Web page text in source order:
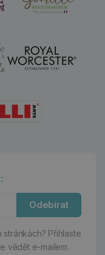
Odebírat
stránkách? Přihlaste
vědět e-mailem.